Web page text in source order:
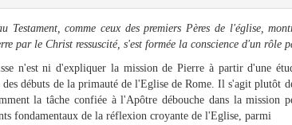
Testament, comme ceux des premiers Pères de l'église,
par le Christ ressuscité, s'est formée la conscience d'un rôle
n'est ni d'expliquer la mission de Pierre à partir d'une
débuts de la primauté de l'Eglise de Rome. Il s'agit plutôt
la tâche confiée à l'Apôtre débouche dans la mission
fondamentaux de la réflexion croyante de l'Eglise, parmi